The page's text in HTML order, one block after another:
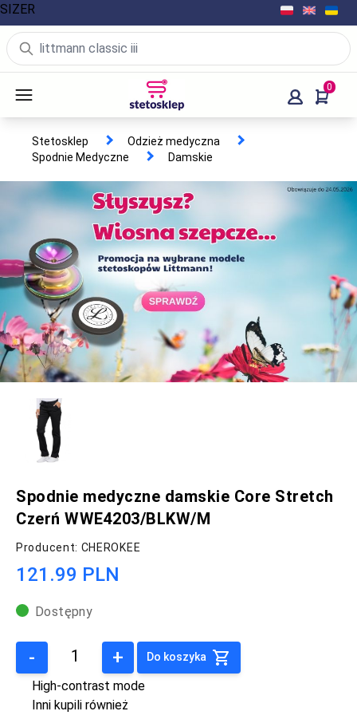
0
Stetosklep
Odzież medyczna
Spodnie Medyczne
Damskie
Spodnie medyczne damskie Core Stretch
Czerń WWE4203/BLKW/M
Producent: CHEROKEE
121.99 PLN
Dostępny
- + Do koszyka
High-contrast mode
Inni kupili również
SIZER